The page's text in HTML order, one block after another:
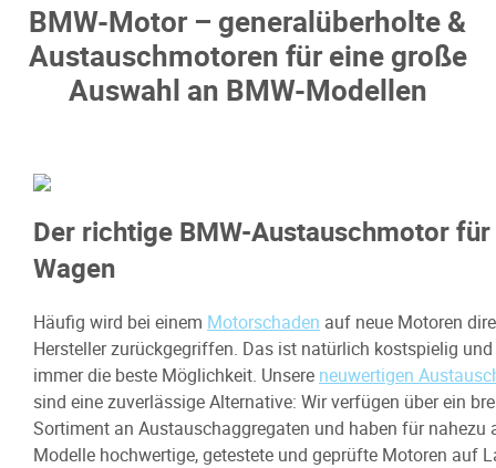
BMW-Motor – generalüberholte &
Austauschmotoren für eine große
Auswahl an BMW-Modellen
Der richtige BMW-Austauschmotor
Wagen
Häufig wird bei einem Motorschaden auf neue Motoren
Hersteller zurückgegriffen. Das ist natürlich kostspielig
immer die beste Möglichkeit. Unsere neuwertigen
sind eine zuverlässige Alternative: Wir verfügen über ein
Sortiment an Austauschaggregaten und haben für nahezu
Modelle hochwertige, getestete und geprüfte Motoren auf